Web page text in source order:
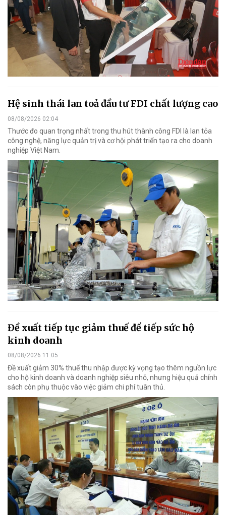
Hệ sinh thái lan toả đầu tư FDI chất lượng cao
08/08/2026 02:04
Thước đo quan trọng nhất trong thu hút thành công FDI là lan tỏa
công nghệ, năng lực quản trị và cơ hội phát triển tạo ra cho doanh
nghiệp Việt Nam.
Đề xuất tiếp tục giảm thuế để tiếp sức hộ
kinh doanh
08/08/2026 11:05
Đề xuất giảm 30% thuế thu nhập được kỳ vọng tạo thêm nguồn lực
cho hộ kinh doanh và doanh nghiệp siêu nhỏ, nhưng hiệu quả chính
sách còn phụ thuộc vào việc giảm chi phí tuân thủ.